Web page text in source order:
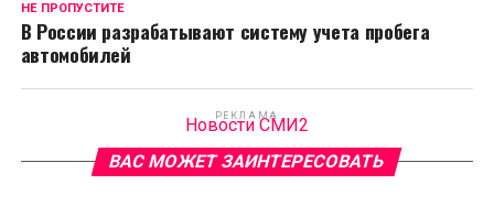
НЕ ПРОПУСТИТЕ
В России разрабатывают систему учета пробега
автомобилей
РЕКЛАМА
Новости СМИ2
ВАС МОЖЕТ ЗАИНТЕРЕСОВАТЬ